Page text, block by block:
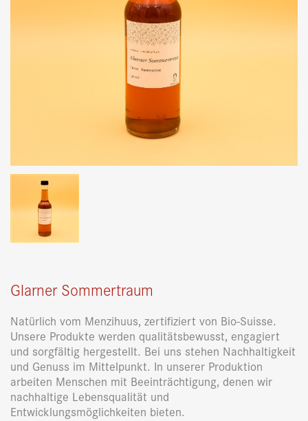
Glarner Sommertraum
Natürlich vom Menzihuus, zertifiziert von Bio-Suisse.
Unsere Produkte werden qualitätsbewusst, engagiert
und sorgfältig hergestellt. Bei uns stehen Nachhaltigkeit
und Genuss im Mittelpunkt. In unserer Produktion
arbeiten Menschen mit Beeinträchtigung, denen wir
nachhaltige Lebensqualität und
Entwicklungsmöglichkeiten bieten.